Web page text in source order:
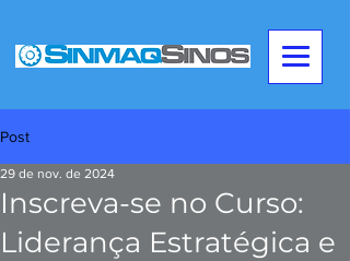
Post
Inscreva-se no Curso:
Liderança Estratégica e
29 de nov. de 2024